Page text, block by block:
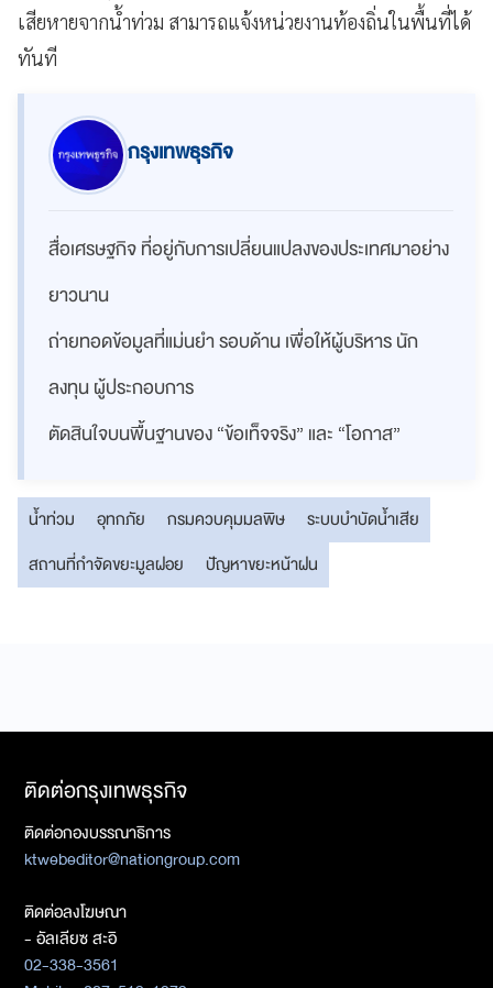
เสียหายจากน้ำท่วม สามารถแจ้งหน่วยงานท้องถิ่นในพื้นที่ได้
ทันที
กรุงเทพธุรกิจ
สื่อเศรษฐกิจ ที่อยู่กับการเปลี่ยนแปลงของประเทศมาอย่าง
ยาวนาน
ถ่ายทอดข้อมูลที่แม่นยำ รอบด้าน เพื่อให้ผู้บริหาร นัก
ลงทุน ผู้ประกอบการ
ตัดสินใจบนพื้นฐานของ “ข้อเท็จจริง” และ “โอกาส”
น้ำท่วม อุทกภัย กรมควบคุมมลพิษ
ระบบบำบัดน้ำเสีย
สถานที่กำจัดขยะมูลฝอย
ปัญหาขยะหน้าฝน
ติดต่อกรุงเทพธุรกิจ
ติดต่อกองบรรณาธิการ
ktwebeditor@nationgroup.com
ติดต่อลงโฆษณา
- อัลเลียซ สะอิ
02-338-3561